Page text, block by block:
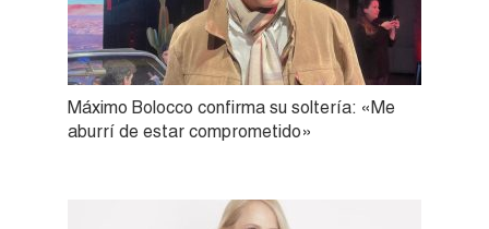
Máximo Bolocco confirma su soltería: «Me
aburrí de estar comprometido»